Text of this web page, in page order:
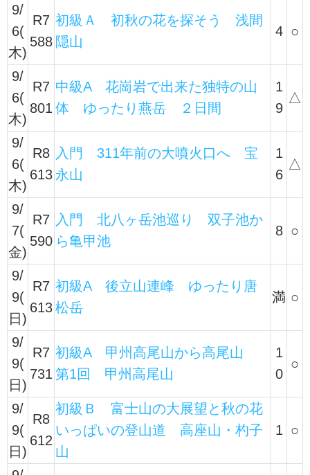
9/
6(
木)
R7
588
初級Ａ 初秋の花を探そう 浅間
隠山
4 ○
9/
6(
木)
R7
801
中級A 花崗岩で出来た独特の山
体 ゆったり燕岳 ２日間
1
9
△
9/
6(
木)
R8
613
入門 311年前の大噴火口へ 宝
永山
1
6
△
9/
7(
金)
R7
590
入門 北八ヶ岳池巡り 双子池か
ら亀甲池
8 ○
9/
9(
日)
R7
613
初級A 後立山連峰 ゆったり唐
松岳
満 ○
9/
9(
日)
R7
731
初級A 甲州高尾山から高尾山
第1回 甲州高尾山
1
0
○
9/
9(
日)
R8
612
初級Ｂ 富士山の大展望と秋の花
いっぱいの登山道 高座山・杓子
山
1 ○